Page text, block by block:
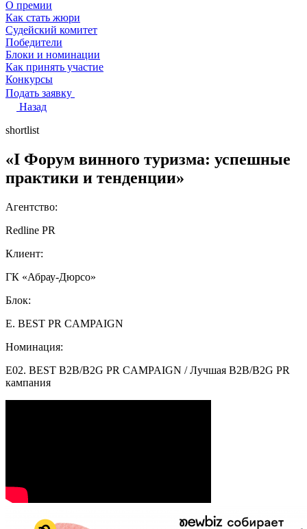
О премии
Как стать жюри
Судейский комитет
Победители
Блоки и номинации
Как принять участие
Конкурсы
Подать заявку
Назад
shortlist
«I Форум винного туризма: успешные
практики и тенденции»
Агентство:
Redline PR
Клиент:
ГК «Абрау-Дюрсо»
Блок:
E. BEST PR CAMPAIGN
Номинация:
E02. BEST B2B/B2G PR CAMPAIGN / Лучшая B2B/B2G PR
кампания